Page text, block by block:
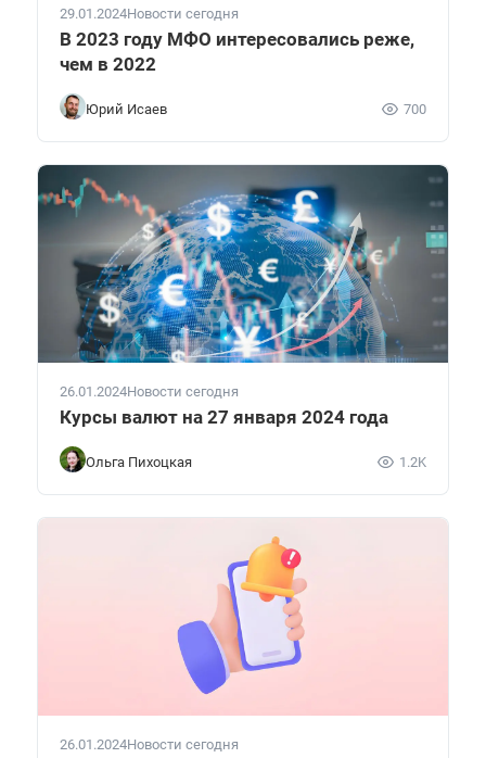
29.01.2024Новости сегодня
В 2023 году МФО интересовались реже,
чем в 2022
Юрий Исаев 700
26.01.2024Новости сегодня
Курсы валют на 27 января 2024 года
Ольга Пихоцкая 1.2K
26.01.2024Новости сегодня